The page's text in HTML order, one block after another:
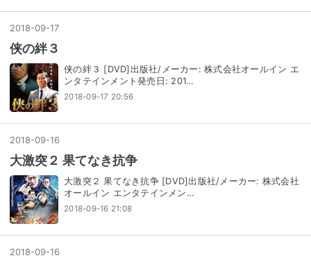
2018-09-17
侠の絆３
侠の絆３ [DVD]出版社/メーカー: 株式会社オールイン エ
ンタテインメント発売日: 201…
2018-09-17 20:56
2018-09-16
大激突２ 果てなき抗争
大激突２ 果てなき抗争 [DVD]出版社/メーカー: 株式会社
オールイン エンタテインメン…
2018-09-16 21:08
2018-09-16